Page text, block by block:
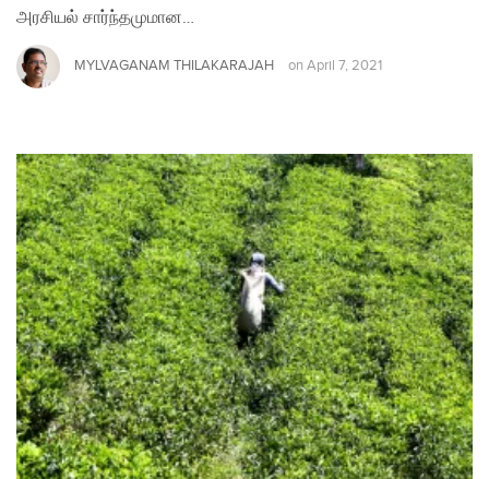
அரசியல் சார்ந்தமுமான…
MYLVAGANAM THILAKARAJAH on April 7, 2021